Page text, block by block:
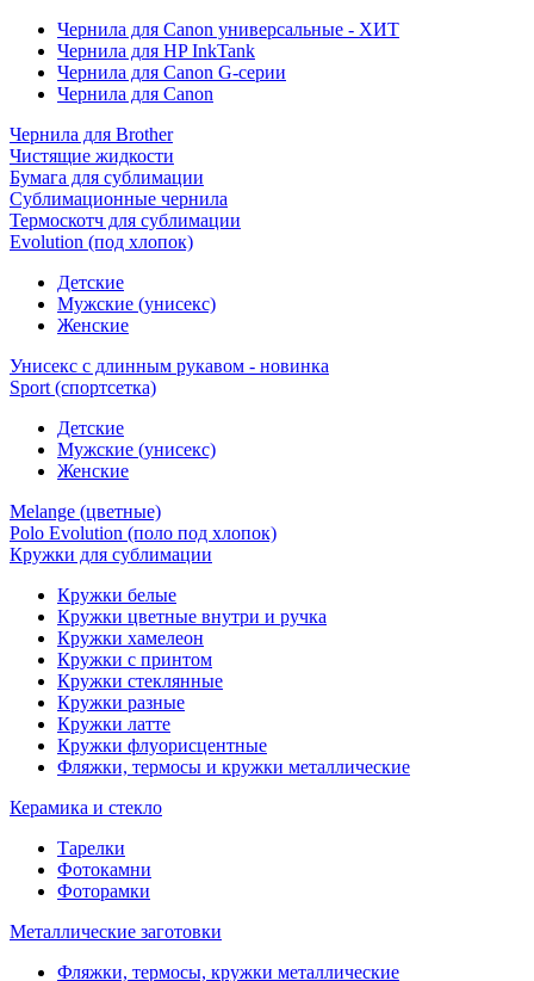
Чернила для Canon универсальные - ХИТ
Чернила для HP InkTank
Чернила для Canon G-серии
Чернила для Canon
Чернила для Brother
Чистящие жидкости
Бумага для сублимации
Сублимационные чернила
Термоскотч для сублимации
Evolution (под хлопок)
Детские
Мужские (унисекс)
Женские
Унисекс с длинным рукавом - новинка
Sport (спортсетка)
Детские
Мужские (унисекс)
Женские
Melange (цветные)
Polo Evolution (поло под хлопок)
Кружки для сублимации
Кружки белые
Кружки цветные внутри и ручка
Кружки хамелеон
Кружки c принтом
Кружки стеклянные
Кружки разные
Кружки латте
Кружки флуорисцентные
Фляжки, термосы и кружки металлические
Керамика и стекло
Тарелки
Фотокамни
Фоторамки
Металлические заготовки
Фляжки, термосы, кружки металлические